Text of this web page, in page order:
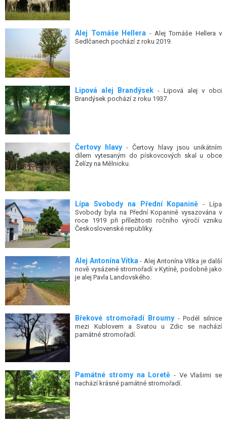
Alej Tomáše Hellera - Alej Tomáše Hellera v
Sedlčanech pochází z roku 2019.
Lipová alej Brandýsek - Lipová alej v obci
Brandýsek pochází z roku 1937.
Čertovy hlavy - Čertovy hlavy jsou unikátním
dílem vytesaným do pískovcových skal u obce
Želízy na Mělnicku.
Lípa Svobody na Přední Kopanině - Lípa
Svobody byla na Přední Kopanině vysazována v
roce 1919 při příležitosti ročního výročí vzniku
Československé republiky.
Alej Antonína Vítka - Alej Antonína Vítka je další
nově vysázené stromořadí v Kytíně, podobně jako
je alej Pavla Landovského.
Břekové stromořadí Broumy- Podél silnice
mezi Kublovem a Svatou u Zdic se nachází
památné stromořadí.
Památné stromy na Loretě - Ve Vlašimi se
nachází krásné památné stromořadí.